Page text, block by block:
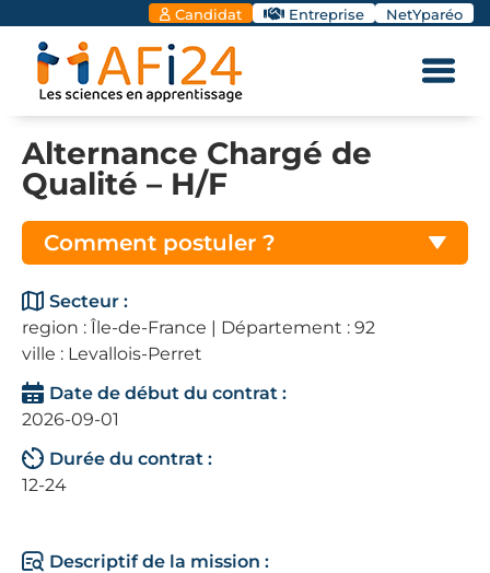
Candidat Entreprise NetYparéo
Alternance Chargé de
Qualité – H/F
Comment postuler ?
Secteur :
region : Île-de-France | Département : 92
ville : Levallois-Perret
Date de début du contrat :
2026-09-01
Durée du contrat :
12-24
Descriptif de la mission :